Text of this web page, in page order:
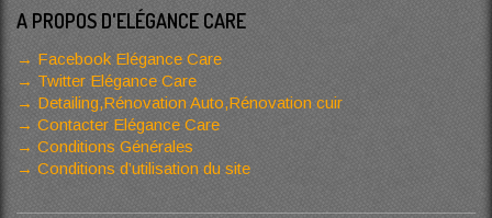
A PROPOS D'ELÉGANCE CARE
Facebook Elégance Care
Twitter Elégance Care
Detailing,Rénovation Auto,Rénovation cuir
Contacter Elégance Care
Conditions Générales
Conditions d’utilisation du site